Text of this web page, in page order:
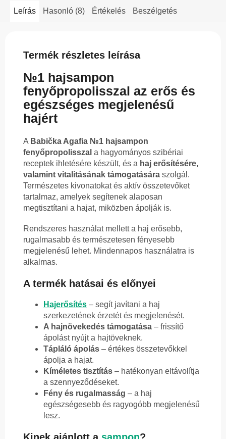
Leírás Hasonló (8) Értékelés Beszélgetés
Termék részletes leírása
№1 hajsampon
fenyőpropolisszal az erős és
egészséges megjelenésű
hajért
A Babička Agafia №1 hajsampon
fenyőpropolisszal a hagyományos szibériai
receptek ihletésére készült, és a haj erősítésére,
valamint vitalitásának támogatására szolgál.
Természetes kivonatokat és aktív összetevőket
tartalmaz, amelyek segítenek alaposan
megtisztítani a hajat, miközben ápolják is.
Rendszeres használat mellett a haj erősebb,
rugalmasabb és természetesen fényesebb
megjelenésű lehet. Mindennapos használatra is
alkalmas.
A termék hatásai és előnyei
Hajerősítés – segít javítani a haj
szerkezetének érzetét és megjelenését.
A hajnövekedés támogatása – frissítő
ápolást nyújt a hajtöveknek.
Tápláló ápolás – értékes összetevőkkel
ápolja a hajat.
Kíméletes tisztítás – hatékonyan eltávolítja
a szennyeződéseket.
Fény és rugalmasság – a haj
egészségesebb és ragyogóbb megjelenésű
lesz.